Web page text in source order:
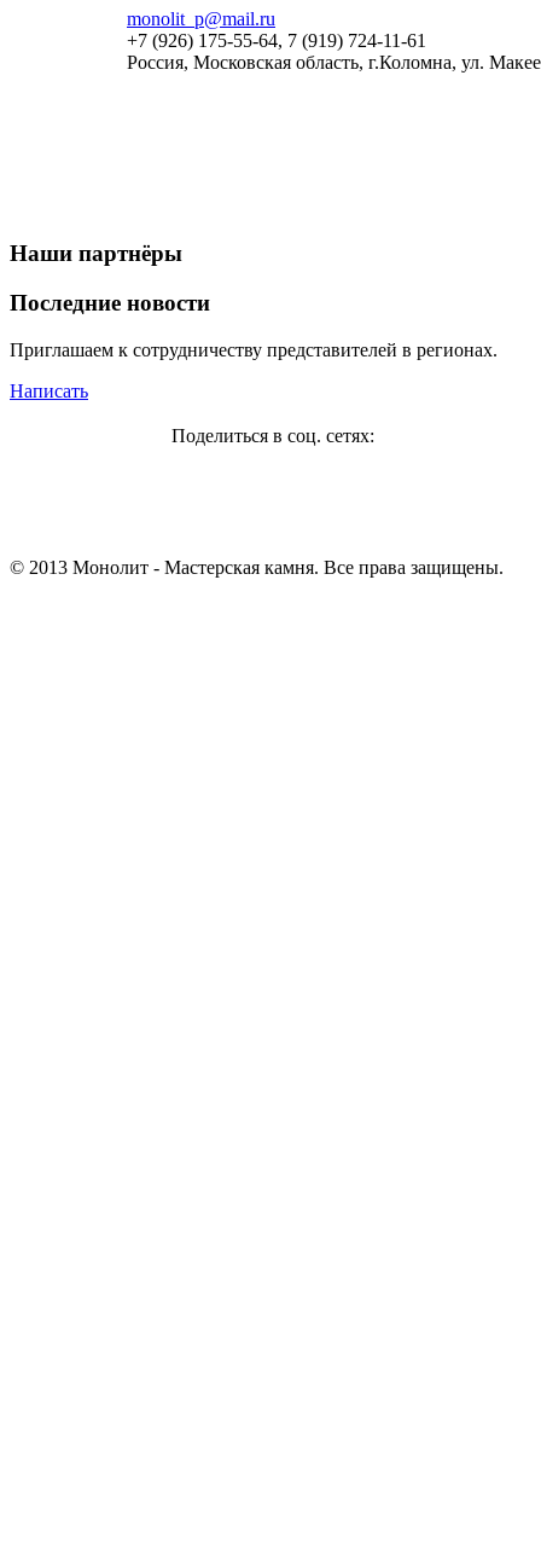
monolit_p@mail.ru
+7 (926) 175-55-64, 7 (919) 724-11-61
Россия, Московская область, г.Коломна, ул.
Наши партнёры
Последние новости
Приглашаем к сотрудничеству представителей в регионах.
Написать
Поделиться в соц. сетях:
© 2013 Монолит - Мастерская камня. Все права защищены.